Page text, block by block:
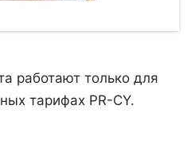
работают только для
тарифах PR-CY.